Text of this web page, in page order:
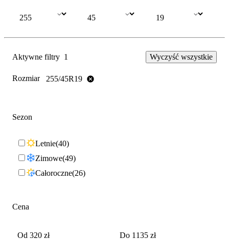
Aktywne filtry 1 Wyczyść wszystkie
Rozmiar 255/45R19
Sezon
Letnie 40
Zimowe 49
Całoroczne 26
Cena